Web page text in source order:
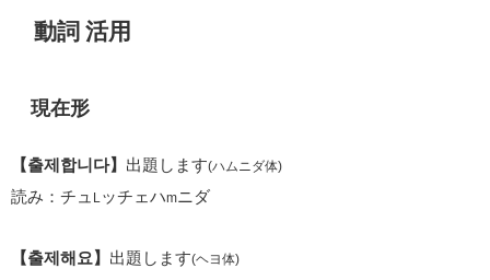
動詞 活用
現在形
【출제합니다】 出題します(ハムニダ体)
読み：チュ ッチェハmニダ
【출제해요】 出題します(ヘヨ体)